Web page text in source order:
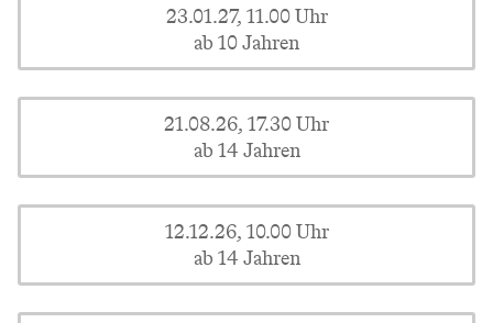
23.01.27, 11.00 Uhr
ab 10 Jahren
21.08.26, 17.30 Uhr
ab 14 Jahren
12.12.26, 10.00 Uhr
ab 14 Jahren